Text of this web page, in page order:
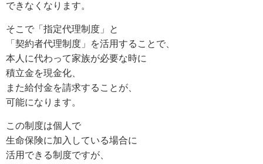
できなくなります。
そこで「指定代理制度」と
「契約者代理制度」を活用することで、
本人に代わって家族が必要な時に
積立金を現金化、
また給付金を請求することが、
可能になります。
この制度は個人で
生命保険に加入している場合に
活用できる制度ですが、